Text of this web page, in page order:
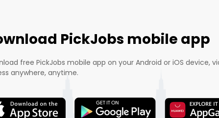
PickJobs mobile app
free PickJobs mobile app on your Android or iOS device,
anywhere, anytime.